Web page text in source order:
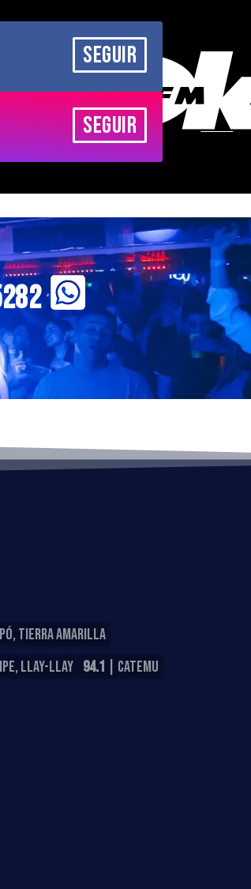
SEGUIR
SEGUIR
TIERRA AMARILLA
LLAY-LLAY 94.1 | CATEMU